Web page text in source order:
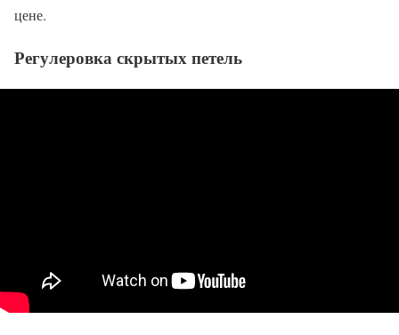
цене.
Регулеровка скрытых петель